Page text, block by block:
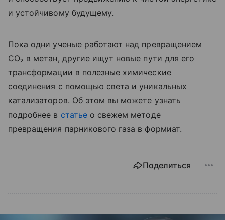
и устойчивому будущему.
Пока одни ученые работают над превращением
CO₂ в метан, другие ищут новые пути для его
трансформации в полезные химические
соединения с помощью света и уникальных
катализаторов. Об этом вы можете узнать
подробнее в статьео свежем методе
превращения парникового газа в формиат.
Поделиться